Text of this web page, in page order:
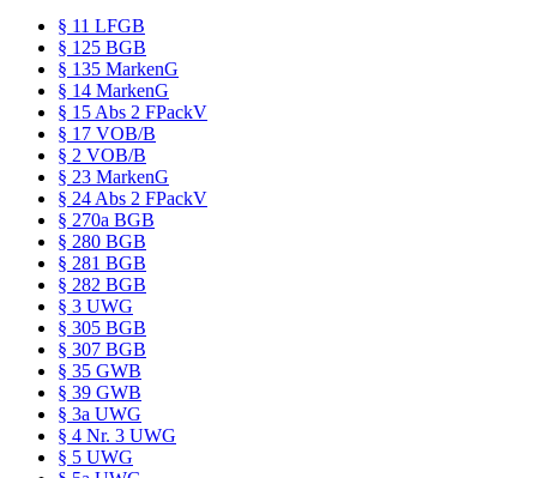
§ 11 LFGB
§ 125 BGB
§ 135 MarkenG
§ 14 MarkenG
§ 15 Abs 2 FPackV
§ 17 VOB/B
§ 2 VOB/B
§ 23 MarkenG
§ 24 Abs 2 FPackV
§ 270a BGB
§ 280 BGB
§ 281 BGB
§ 282 BGB
§ 3 UWG
§ 305 BGB
§ 307 BGB
§ 35 GWB
§ 39 GWB
§ 3a UWG
§ 4 Nr. 3 UWG
§ 5 UWG